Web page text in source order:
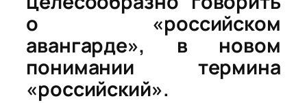
о «российском
авангарде», в новом
понимании термина
«российский».